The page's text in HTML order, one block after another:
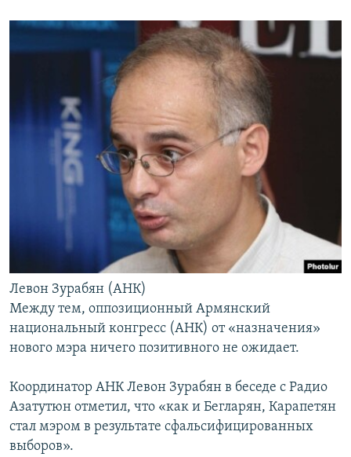
Левон Зурабян (АНК)
Между тем, оппозиционный Армянский
национальный конгресс (АНК) от «назначения»
нового мэра ничего позитивного не ожидает.
Координатор АНК Левон Зурабян в беседе с Радио
Азатутюн отметил, что «как и Бегларян, Карапетян
стал мэром в результате сфальсифицированных
выборов».